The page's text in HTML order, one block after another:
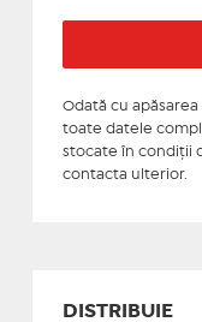
Odată cu apăsarea
toate datele
stocate în condiţii
contacta ulterior.
DISTRIBUIE